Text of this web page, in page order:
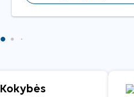
Kokybės